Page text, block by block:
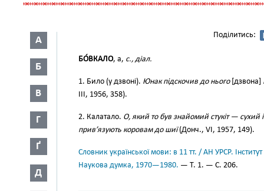
А
Б
В
Г
Ґ
Д
Поділитись:
БО́ВКАЛО, а, с., діал.
1. Било (у дзвоні). Юнак підскочив до нього[дзвона]
III, 1956, 358).
2. Калатало. О, який то був знайомий стукіт — сухий
прив’язують коровам до шиї(Донч., VI, 1957, 149).
Словник української мови: в 11 тт. / АН УРСР.
Наукова думка, 1970—1980. — Т. 1. — С. 206.